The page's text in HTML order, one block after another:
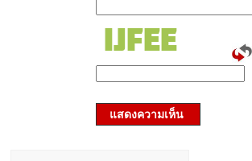
แสดงความเห็น